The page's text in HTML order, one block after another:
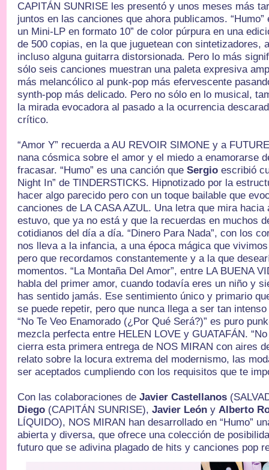
CAPITÁN SUNRISE les presentó y unos meses más
juntos en las canciones que ahora publicamos.
un Mini-LP en formato 10” de color púrpura en una
de 500 copias, en la que juguetean con sintetizadores,
incluso alguna guitarra distorsionada. Pero lo más
sólo seis canciones muestran una paleta expresiva
más melancólico al punk-pop más efervescente
synth-pop más delicado. Pero no sólo en lo musical,
la mirada evocadora al pasado a la ocurrencia
crítico.
“Amor Y” recuerda a AU REVOIR SIMONE y a
nana cósmica sobre el amor y el miedo a enamorarse
fracasar. “Humo” es una canción queSergioescribió
Night In” de TINDERSTICKS. Hipnotizado por la
hacer algo parecido pero con un toque bailable que
canciones de LA CASA AZUL. Una letra que mira
estuvo, que ya no está y que la recuerdas en muchos
cotidianos del día a día. “Dinero Para Nada”, con los
nos lleva a la infancia, a una época mágica que
pero que recordamos constantemente y a la que
momentos. “La Montaña Del Amor”, entre LA BUENA
habla del primer amor, cuando todavía eres un niño y
has sentido jamás. Ese sentimiento único y primario
se puede repetir, pero que nunca llega a ser tan
“No Te Veo Enamorado (¿Por Qué Será?)” es puro
mezcla perfecta entre HELEN LOVE y GUATAFÁN.
cierra esta primera entrega de NOS MIRAN con aires
relato sobre la locura extrema del modernismo, las
ser aceptados cumpliendo con los requisitos que te
Con las colaboraciones deJavier Castellanos
Diego (CAPITÁN SUNRISE),Javier León yAlberto
LÍQUIDO), NOS MIRAN han desarrollado en “Humo”
abierta y diversa, que ofrece una colección de
futuro que se adivina plagado de hits y canciones pop